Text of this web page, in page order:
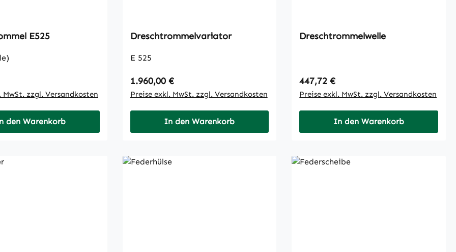
Dreschtrommel E525
MwSt. zzgl. Versandkosten
den Warenkorb
Dreschtrommelvariator
E 525
Regulärer Preis:
1.960,00 €
Preise exkl. MwSt. zzgl. Versandkosten
In den Warenkorb
Dreschtrommelwelle
Regulärer Preis:
447,72 €
Preise exkl. MwSt. zzgl. Versandkosten
In den Warenkorb